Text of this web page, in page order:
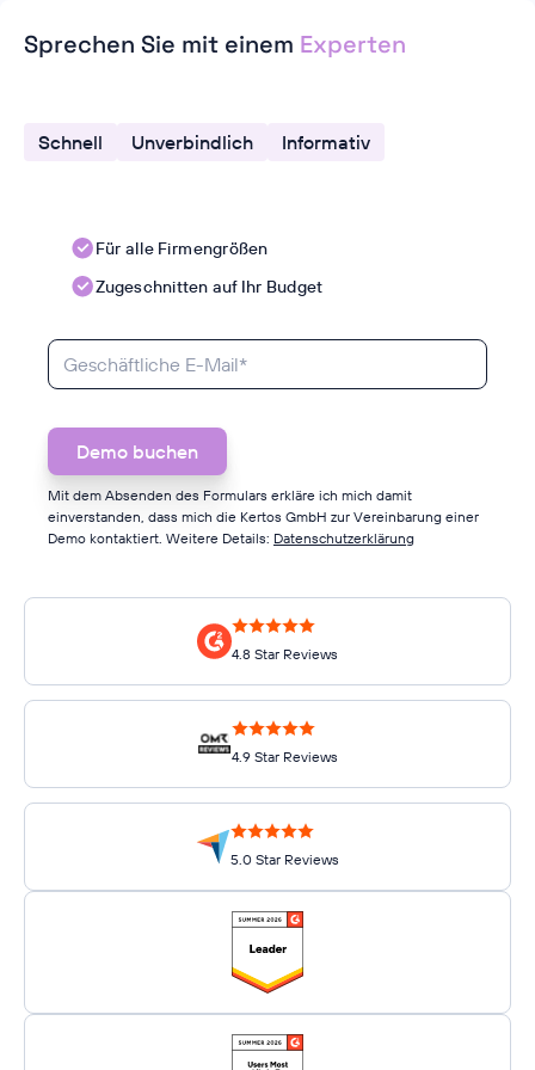
Sprechen Sie mit einem Experten
Schnell Unverbindlich Informativ
Für alle Firmengrößen
Zugeschnitten auf Ihr Budget
Mit dem Absenden des Formulars erkläre ich mich damit
einverstanden, dass mich die Kertos GmbH zur Vereinbarung einer
Demo kontaktiert. Weitere Details: Datenschutzerklärung
4.8 Star Reviews
4.9 Star Reviews
5.0 Star Reviews